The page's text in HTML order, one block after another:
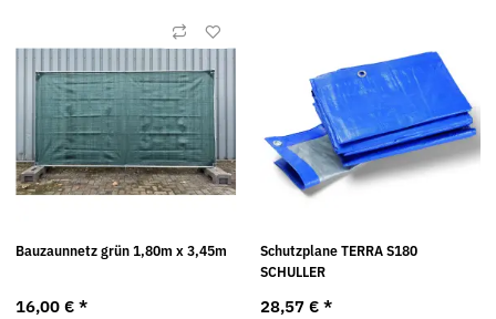
Bauzaunnetz grün 1,80m x 3,45m
16,00 € *
Schutzplane TERRA S180
SCHULLER
28,57 € *